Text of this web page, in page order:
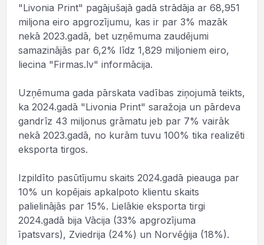
"Livonia Print" pagājušajā gadā strādāja ar 68,951
miljona eiro apgrozījumu, kas ir par 3% mazāk
nekā 2023.gadā, bet uzņēmuma zaudējumi
samazinājās par 6,2% līdz 1,829 miljoniem eiro,
liecina "Firmas.lv" informācija.
Uzņēmuma gada pārskata vadības ziņojumā teikts,
ka 2024.gadā "Livonia Print" saražoja un pārdeva
gandrīz 43 miljonus grāmatu jeb par 7% vairāk
nekā 2023.gadā, no kurām tuvu 100% tika realizēti
eksporta tirgos.
Izpildīto pasūtījumu skaits 2024.gadā pieauga par
10% un kopējais apkalpoto klientu skaits
palielinājās par 15%. Lielākie eksporta tirgi
2024.gadā bija Vācija (33% apgrozījuma
īpatsvars), Zviedrija (24%) un Norvēģija (18%).